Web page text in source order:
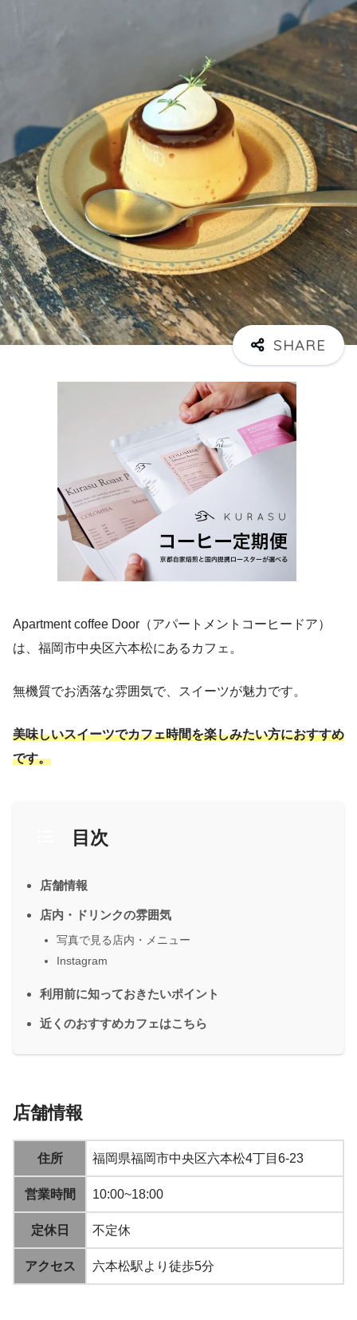
Apartment coffee Door（アパートメントコーヒードア）
は、福岡市中央区六本松にあるカフェ。
無機質でお洒落な雰囲気で、スイーツが魅力です。
美味しいスイーツでカフェ時間を楽しみたい方におすすめ
です。
目次
店舗情報
店内・ドリンクの雰囲気
写真で見る店内・メニュー
Instagram
利用前に知っておきたいポイント
近くのおすすめカフェはこちら
店舗情報
住所 福岡県福岡市中央区六本松4丁目6-23
営業時間 10:00~18:00
定休日 不定休
アクセス 六本松駅より徒歩5分